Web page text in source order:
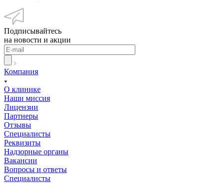
Подписывайтесь
на новости и акции
Компания
О клинике
Наши миссия
Лицензии
Партнеры
Отзывы
Специалисты
Реквизиты
Надзорные органы
Вакансии
Вопросы и ответы
Специалисты